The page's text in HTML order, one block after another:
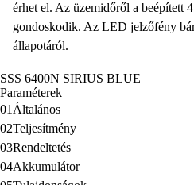
érhet el. Az üzemidőről a beépített
gondoskodik. Az LED jelzőfény
állapotáról.
SSS 6400N SIRIUS BLUE
Paraméterek
01 Általános
02Teljesítmény
03Rendeltetés
04Akkumulátor